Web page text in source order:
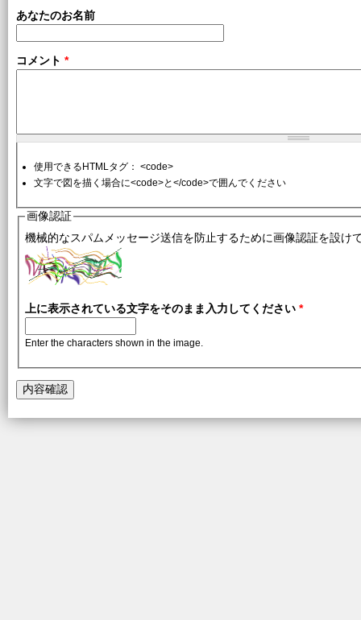
あなたのお名前
コメント *
使用できるHTMLタグ： <code>
文字で図を描く場合に<code>と</code>で囲んでください
画像認証
機械的なスパムメッセージ送信を防止するために画像認証を設け
上に表示されている文字をそのまま入力してください *
Enter the characters shown in the image.